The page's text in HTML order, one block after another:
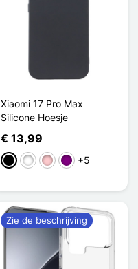
Xiaomi 17 Pro Max
Silicone Hoesje
€ 13,99
ZwartWit RozePurper
+5
Zie de beschrijving